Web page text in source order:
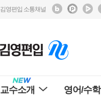
김영편입 소통채널
교수소개 영어/수학